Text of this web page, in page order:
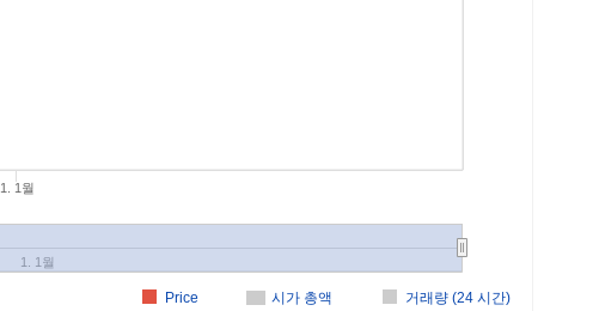
시가 총액 거래량 (24 시간)
Price
1. 1월
1. 1월